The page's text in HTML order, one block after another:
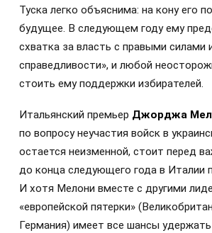
Туска легко объяснима: на кону его
будущее. В следующем году ему
схватка за власть с правыми силами
справедливости», и любой
стоить ему поддержки избирателей.
Итальянский премьер Джорджа
по вопросу неучастия войск в
остается неизменной, стоит перед
до конца следующего года в Италии
И хотя Мелони вместе с другими
«европейской пятерки»
Германия) имеет все шансы